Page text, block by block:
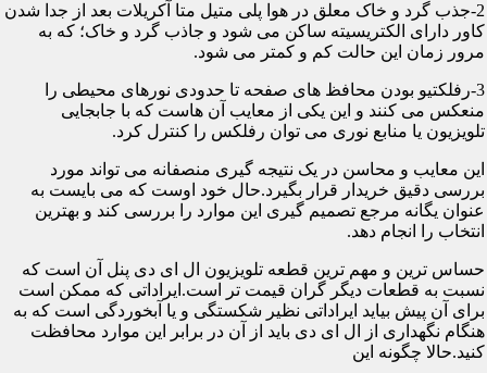
2-جذب گرد و خاک معلق در هوا پلی متیل متا آکریلات بعد از جدا شدن
کاور دارای الکتریسیته ساکن می شود و جاذب گرد و خاک؛ که به
مرور زمان این حالت کم و کمتر می شود.
3-رفلکتیو بودن محافظ های صفحه تا حدودی نورهای محیطی را
منعکس می کنند و این یکی از معایب آن هاست که با جابجایی
تلویزیون یا منابع نوری می توان رفلکس را کنترل کرد.
این معایب و محاسن در یک نتیجه گیری منصفانه می تواند مورد
بررسی دقیق خریدار قرار بگیرد.حال خود اوست که می بایست به
عنوان یگانه مرجع تصمیم گیری این موارد را بررسی کند و بهترین
انتخاب را انجام دهد.
حساس ترین و مهم ترین قطعه تلویزیون ال ای دی پنل آن است که
نسبت به قطعات دیگر گران قیمت تر است.ایراداتی که ممکن است
برای آن پیش بیاید ایراداتی نظیر شکستگی و یا آبخوردگی است که به
هنگام نگهداری از ال ای دی باید از آن در برابر این موارد محافظت
کنید.حالا چگونه این